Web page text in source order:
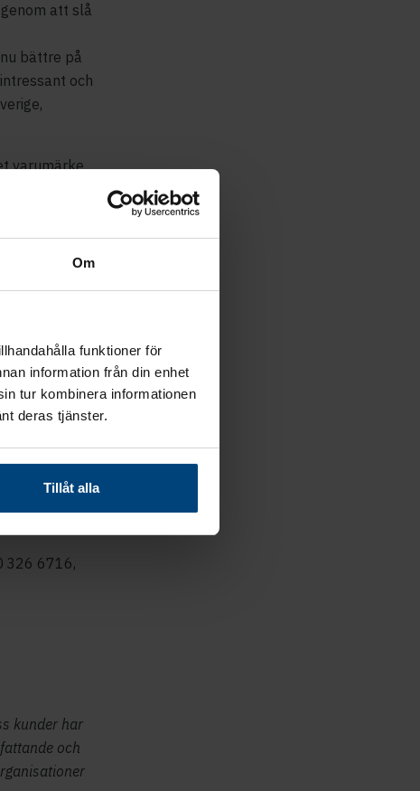
Om
funktioner för
information från din enhet
tur kombinera informationen
deras tjänster.
Tillåt alla
att slå
bättre på
och
varumärke.
tjänster,
326 6716,
kunder har
och